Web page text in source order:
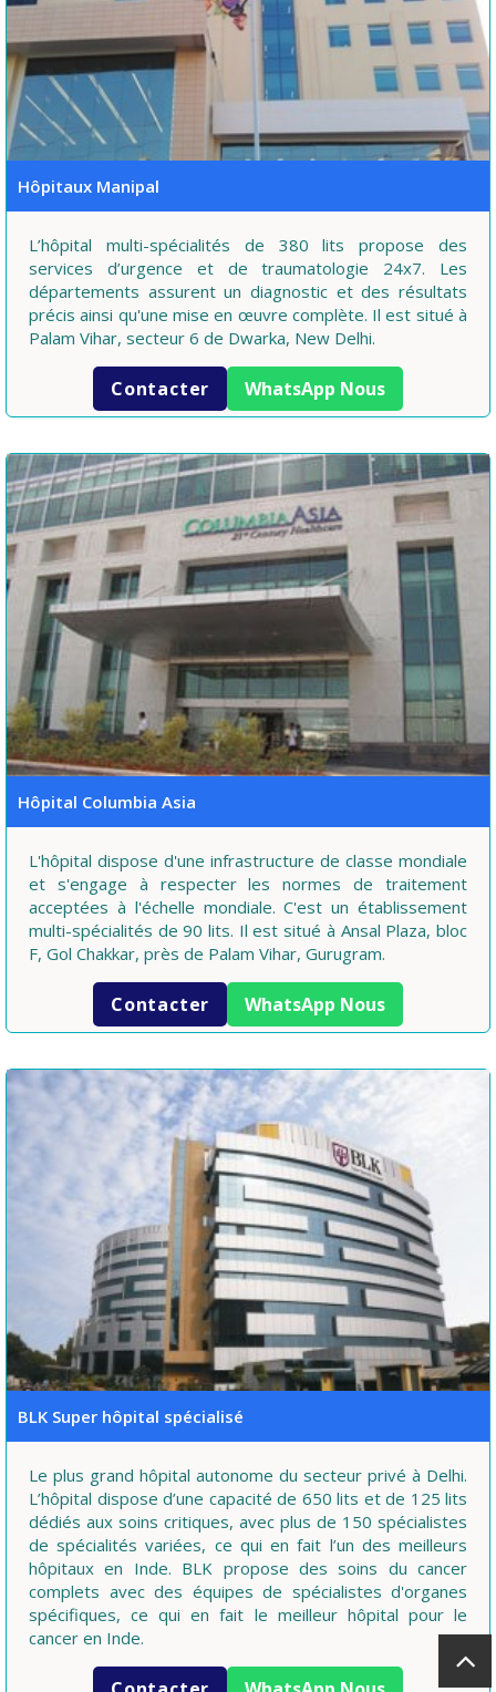
Hôpitaux Manipal
L’hôpital multi-spécialités de 380 lits propose des
services d’urgence et de traumatologie 24x7. Les
départements assurent un diagnostic et des résultats
précis ainsi qu'une mise en œuvre complète. Il est situé à
Palam Vihar, secteur 6 de Dwarka, New Delhi.
Contacter WhatsApp Nous
Hôpital Columbia Asia
L'hôpital dispose d'une infrastructure de classe mondiale
et s'engage à respecter les normes de traitement
acceptées à l'échelle mondiale. C'est un établissement
multi-spécialités de 90 lits. Il est situé à Ansal Plaza, bloc
F, Gol Chakkar, près de Palam Vihar, Gurugram.
Contacter WhatsApp Nous
BLK Super hôpital spécialisé
Le plus grand hôpital autonome du secteur privé à Delhi.
L’hôpital dispose d’une capacité de 650 lits et de 125 lits
dédiés aux soins critiques, avec plus de 150 spécialistes
de spécialités variées, ce qui en fait l’un des meilleurs
hôpitaux en Inde. BLK propose des soins du cancer
complets avec des équipes de spécialistes d'organes
spécifiques, ce qui en fait le meilleur hôpital pour le
cancer en Inde.